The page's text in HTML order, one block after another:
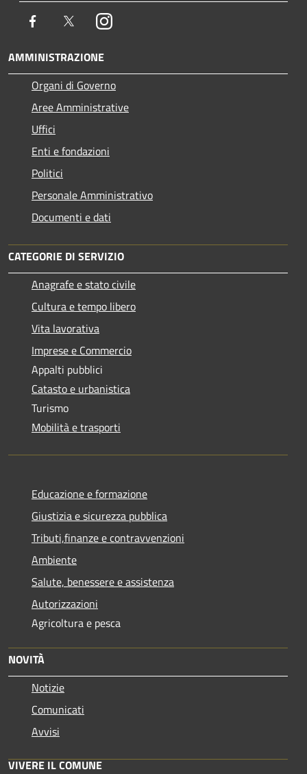
Facebook TwitterInstagram
AMMINISTRAZIONE
Organi di Governo
Aree Amministrative
Uffici
Enti e fondazioni
Politici
Personale Amministrativo
Documenti e dati
CATEGORIE DI SERVIZIO
Anagrafe e stato civile
Cultura e tempo libero
Vita lavorativa
Imprese e Commercio
Appalti pubblici
Catasto e urbanistica
Turismo
Mobilità e trasporti
Educazione e formazione
Giustizia e sicurezza pubblica
Tributi,finanze e contravvenzioni
Ambiente
Salute, benessere e assistenza
Autorizzazioni
Agricoltura e pesca
NOVITÀ
Notizie
Comunicati
Avvisi
VIVERE IL COMUNE